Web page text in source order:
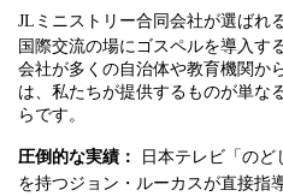
JLミニストリー合同会社が選ばれ
国際交流の場にゴスペルを導入す
会社が多くの自治体や教育機関か
は、私たちが提供するものが単な
らです。
圧倒的な実績：
日本テレビ「の
を持つジョン・ルーカスが直接指